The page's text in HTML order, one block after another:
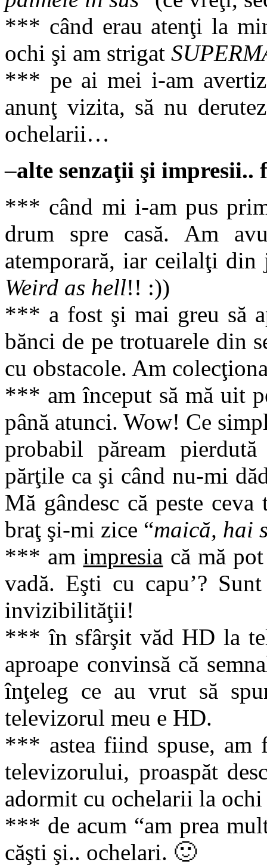
*** când erau atenţi la
ochi şi am strigat
*** pe ai mei i-am
anunţ vizita, să nu
ochelarii…
–alte senzaţii şi impresii..
*** când mi i-am pus
drum spre casă. Am
atemporară, iar ceilalţi
Weird as hell!! :))
*** a fost şi mai greu să
bănci de pe trotuarele din
cu obstacole. Am
*** am început să mă uit
până atunci. Wow! Ce
probabil păream
părţile ca şi când nu-mi
Mă gândesc că peste
braţ şi-mi zice “maică, hai
*** am impresia că mă
vadă. Eşti cu capu’?
invizibilităţii!
*** în sfârşit văd HD la
aproape convinsă că
înţeleg ce au vrut să
televizorul meu e HD.
*** astea fiind spuse, am
televizorului, proaspăt
adormit cu ochelarii la
*** de acum “am prea
căşti şi.. ochelari. 🙂